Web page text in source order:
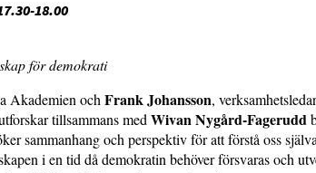
18.00
för demokrati
Akademien och Frank Johansson,
tillsammans med Wivan Nygård-Fagerudd
sammanhang och perspektiv för att förstå oss
i en tid då demokratin behöver försvaras och